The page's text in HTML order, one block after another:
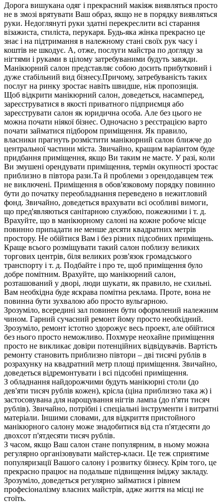
Дорога вишукана одяг і прекрасний макіяж виявляться просто
не в змозі врятувати Ваш образ, якщо не в порядку виявляться
руки. Недоглянуті руки здатні перекреслити всі старання
візажиста, стиліста, перукаря. Будь-яка жінка прекрасно це
знає і на підтримання в належному стані своїх рук часу і
коштів не шкодує. А, отже, послуги майстра по догляду за
нігтями і руками в цілому затребуваними будуть завжди.
Манікюрний салон представляє собою досить прибутковий і
дуже стабільний вид бізнесу.Причому, затребуваність таких
послуг на ринку зростає навіть швидше, ніж пропозиція.
Щоб відкрити манікюрний салон, доведеться, насамперед,
зареєструватися в якості приватного підприємця або
зареєструвати салон як юридична особа. Але без цього не
можна почати ніякої бізнес. Одночасно з реєстрацією варто
почати займатися підбором приміщення. Як правило,
власники прагнуть розмістити манікюрний салон ближче до
центральної частини міста. Звичайно, кращим варіантом буде
придбання приміщення, якщо Ви таким не маєте. У разі, коли
Ви змушені орендувати приміщення, термін окупності зростає
приблизно в півтора рази.Та й проблеми з орендодавцем теж
не виключені. Приміщення в обов'язковому порядку повинно
бути до початку переобладнання переведено в нежитловий
фонд. Звичайно, доведеться врахувати всі особливі вимоги,
що пред'являються санітарною службою, пожежними і т. д.
Врахуйте, що в манікюрному салоні на кожне робоче місце
повинно припадати не менше десяти квадратних метрів
простору. Не обійтися Вам і без різних підсобних приміщень.
Краще всього розміщувати такий салон поблизу великих
торгових центрів, біля великих розв'язок громадського
транспорту і т. д. Подбайте і про те, щоб приміщення було
добре помітним. Врахуйте, що манікюрний салон,
розташований у дворі, люди шукати, як правило, не схильні.
Вам необхідна буде яскрава помітна реклама. Проте, вона не
повинна бути зухвалою або просто вульгарною.
Зрозуміло, всередині зал повинен бути оформлений належним
чином. Гарний сучасний ремонт йому просто необхідний.
Зрозуміло, ремонт істотно здорожує весь проект, але обійтися
без нього просто неможливо. Похмуре неохайне приміщення
просто не викликає довіри потенційних відвідувачів. Вартість
ремонту становить приблизно півтори – дві тисячі рублів в
розрахунку на квадратний метр площі приміщення. Звичайно,
доведеться відремонтувати і всі підсобні приміщення.
З обладнання найдорожчими будуть манікюрні столи (до
дев'яти тисяч рублів кожен), крісла (ціна приблизно така ж) і
застосовувана для нарощування нігтів лампа (до п'яти тисяч
рублів). Звичайно, потрібні і спеціальні інструменти і витратні
матеріали. Іншими словами, для відкриття пристойного
манікюрного салону може знадобитися від ста п'ятдесяти до
двохсот п'ятдесяти тисяч рублів.
З часом, якщо Ваш салон стане популярним, в ньому можна
регулярно організовувати майстер-класи. Це теж сприятиме
популяризації Вашого салону і розвитку бізнесу. Крім того, це
прекрасно працює на подальше підвищення іміджу закладу.
Зрозуміло, доведеться регулярно займатися і рівнем
професіоналізму власних майстрів, адже життя на місці не
стоїть.